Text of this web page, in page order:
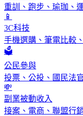
重訓、跑步、瑜珈、
📱
3C科技
手機選購、筆電比較
🗳️
公民參與
投票、公投、國民法
💸
副業被動收入
接案、電商、聯盟行